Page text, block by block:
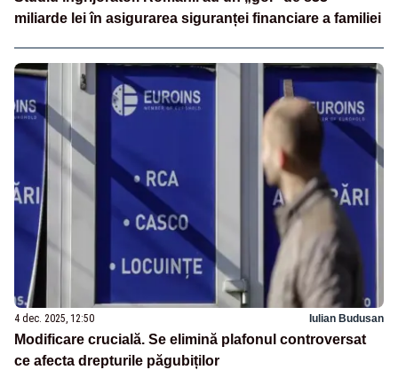
miliarde lei în asigurarea siguranței financiare a familiei
4 dec. 2025, 12:50 Iulian Budusan
Modificare crucială. Se elimină plafonul controversat
ce afecta drepturile păgubiților